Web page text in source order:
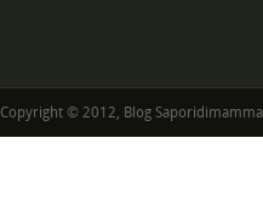
Copyright © 2012, Blog